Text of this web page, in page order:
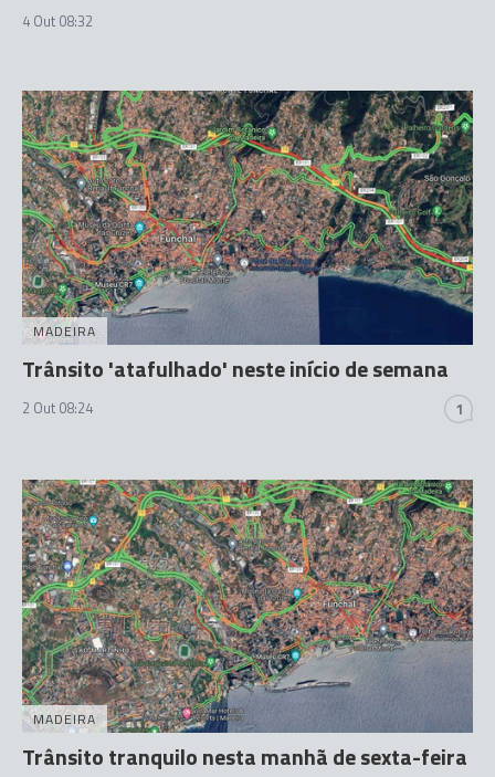
4 Out 08:32
MADEIRA
Trânsito 'atafulhado' neste início de semana
2 Out 08:24 1
MADEIRA
Trânsito tranquilo nesta manhã de sexta-feira